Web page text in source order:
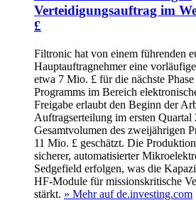
Verteidigungsauftrag im
£
Filtronic hat von einem führenden
Hauptauftragnehmer eine
etwa 7 Mio. £ für die nächste
Programms im Bereich
Freigabe erlaubt den Beginn der
Auftragserteilung im ersten Quartal
Gesamtvolumen des zweijährigen
11 Mio. £ geschätzt. Die
sicherer, automatisierter
Sedgefield erfolgen, was die
HF‑Module für missionskritische
stärkt. » Mehr auf de.investing.com